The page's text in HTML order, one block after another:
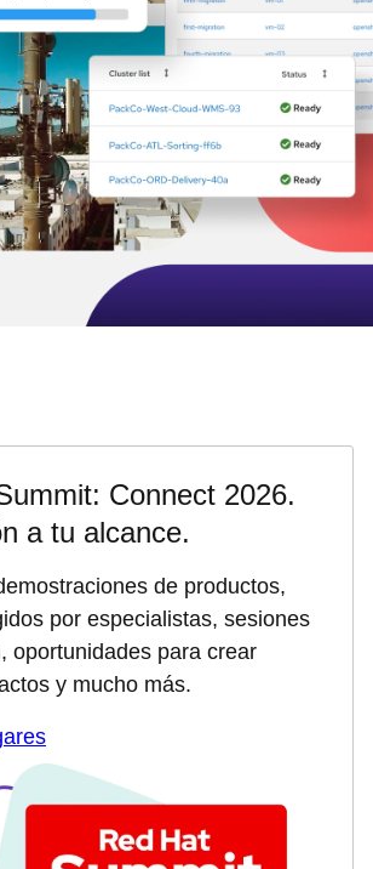
Connect 2026.
a tu alcance.
de productos,
por especialistas, sesiones
oportunidades para crear
y mucho más.